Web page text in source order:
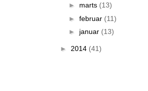
► marts (13)
► februar (11)
► januar (13)
► 2014 (41)